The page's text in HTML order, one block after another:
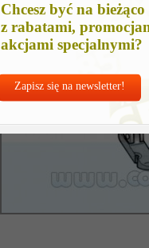
Chcesz być na bieżąco
z rabatami,
akcjami specjalnymi?
Zapisz się na newsletter!